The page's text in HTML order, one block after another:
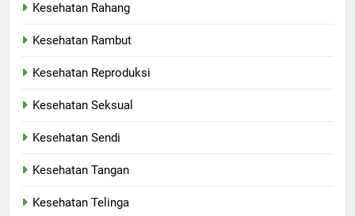
Kesehatan Rahang
Kesehatan Rambut
Kesehatan Reproduksi
Kesehatan Seksual
Kesehatan Sendi
Kesehatan Tangan
Kesehatan Telinga